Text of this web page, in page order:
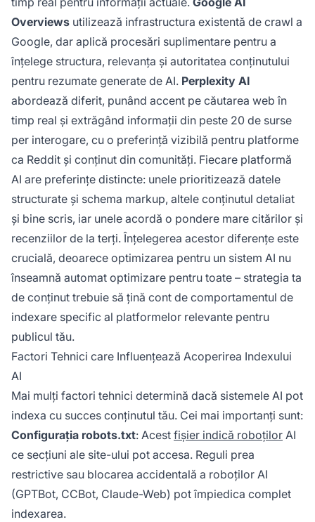
Overviews utilizează infrastructura existentă de crawl a
Google, dar aplică procesări suplimentare pentru a
înțelege structura, relevanța și autoritatea conținutului
pentru rezumate generate de AI. Perplexity AI
abordează diferit, punând accent pe căutarea web în
timp real și extrăgând informații din peste 20 de surse
per interogare, cu o preferință vizibilă pentru platforme
ca Reddit și conținut din comunități. Fiecare platformă
AI are preferințe distincte: unele prioritizează datele
structurate și schema markup, altele conținutul detaliat
și bine scris, iar unele acordă o pondere mare citărilor și
recenziilor de la terți. Înțelegerea acestor diferențe este
crucială, deoarece optimizarea pentru un sistem AI nu
înseamnă automat optimizare pentru toate – strategia ta
de conținut trebuie să țină cont de comportamentul de
indexare specific al platformelor relevante pentru
publicul tău.
Factori Tehnici care Influențează Acoperirea Indexului
AI
Mai mulți factori tehnici determină dacă sistemele AI pot
indexa cu succes conținutul tău. Cei mai importanți sunt:
Configurația robots.txt: Acest fișier indică roboților AI
ce secțiuni ale site-ului pot accesa. Reguli prea
restrictive sau blocarea accidentală a roboților AI
(GPTBot, CCBot, Claude-Web) pot împiedica complet
indexarea.